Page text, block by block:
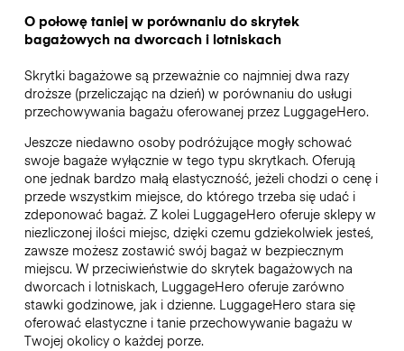
O połowę taniej w porównaniu do skrytek
bagażowych na dworcach i lotniskach
Skrytki bagażowe są przeważnie co najmniej dwa razy
droższe (przeliczając na dzień) w porównaniu do usługi
przechowywania bagażu oferowanej przez LuggageHero.
Jeszcze niedawno osoby podróżujące mogły schować
swoje bagaże wyłącznie w tego typu skrytkach. Oferują
one jednak bardzo małą elastyczność, jeżeli chodzi o cenę i
przede wszystkim miejsce, do którego trzeba się udać i
zdeponować bagaż. Z kolei LuggageHero oferuje sklepy w
niezliczonej ilości miejsc, dzięki czemu gdziekolwiek jesteś,
zawsze możesz zostawić swój bagaż w bezpiecznym
miejscu. W przeciwieństwie do skrytek bagażowych na
dworcach i lotniskach, LuggageHero oferuje zarówno
stawki godzinowe, jak i dzienne. LuggageHero stara się
oferować elastyczne i tanie przechowywanie bagażu w
Twojej okolicy o każdej porze.